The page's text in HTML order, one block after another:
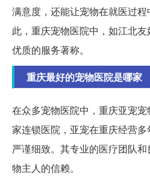
满意度，还能让宠物在就医过
此，重庆宠物医院中，如江北
优质的服务著称。
重庆最好的宠物医院是哪家
在众多宠物医院中，重庆亚宠
家连锁医院，亚宠在重庆经营
严谨细致。其专业的医疗团队
物主人的信赖。